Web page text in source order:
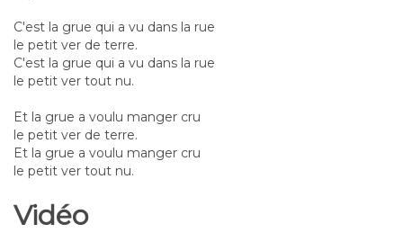
C'est la grue qui a vu dans la rue
le petit ver de terre.
C'est la grue qui a vu dans la rue
le petit ver tout nu.
Et la grue a voulu manger cru
le petit ver de terre.
Et la grue a voulu manger cru
le petit ver tout nu.
Vidéo